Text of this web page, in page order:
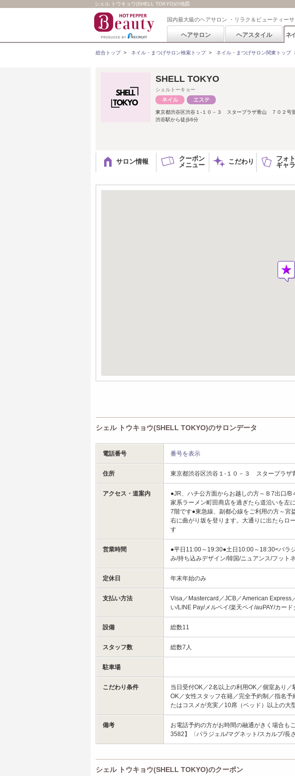
シェル トウキョウ(SHELL TOKYO)の地図
国内最大級のヘアサロン ・リラク＆ビューティー
ヘアサロン ヘアスタイル ネ
総合トップ> ネイル・まつげサロン検索トップ> ネイル・まつげサロン関東トップ
SHELL TOKYO
シェルトーキョー
東京都渋谷区渋谷１-１０－３ スタープラザ青山 ７０２号
渋谷駅から徒歩6分
サロン情報
クーポン
メニュー
こだわり
フォト
ギャ
シェル トウキョウ(SHELL TOKYO)のサロンデータ
電話番号 番号を表示
住所 東京都渋谷区渋谷１-１０－３ スタープラ
アクセス・道案内
●JR、ハチ公方面からお越しの方～Ｂ7出口/B
家系ラーメン町田商店を過ぎたら道沿いを左
7階です●東急線、副都心線をご利用の方～
右に曲がり坂を登ります。大通りに出たらロ
す
営業時間
●平日11:00～19:30●土日10:00～18:30<パラ
み/持ち込みデザイン/韓国/ニュアンス/フット
定休日 年末年始のみ
支払い方法
Visa／Mastercard／JCB／American
い/LINE Pay/メルペイ/楽天ペイ/auPAY/カー
設備 総数11
スタッフ数 総数7人
駐車場
こだわり条件
当日受付OK／2名以上の利用OK／個室あり
OK／女性スタッフ在籍／完全予約制／指名
たはコスメが充実／10席（ベッド）以上の大
備考
お電話予約の方がお時間の融通がきく場合も
3582】〈パラジェル/マグネット/スカルプ/長
シェル トウキョウ(SHELL TOKYO)のクーポン